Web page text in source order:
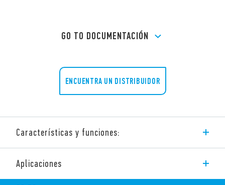
GO TO DOCUMENTACIÓN
ENCUENTRA UN DISTRIBUIDOR
Características y funciones:
con un gran rendimiento.
Disponibles las siguientes configuraciones:
Aplicaciones